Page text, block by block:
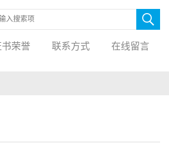
书荣誉 联系方式 在线留言